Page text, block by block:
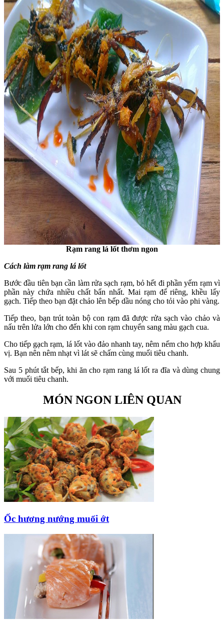
Rạm rang lá lốt thơm ngon
Cách làm rạm rang lá lốt
Bước đầu tiên bạn cần làm rửa sạch rạm, bỏ hết đi phần yếm rạm vì
phần này chứa nhiều chất bẩn nhất. Mai rạm để riêng, khều lấy
gạch. Tiếp theo bạn đặt chảo lên bếp dầu nóng cho tỏi vào phi vàng.
Tiếp theo, bạn trút toàn bộ con rạm đã được rửa sạch vào chảo và
nấu trên lửa lớn cho đến khi con rạm chuyển sang màu gạch cua.
Cho tiếp gạch rạm, lá lốt vào đảo nhanh tay, nêm nếm cho hợp khẩu
vị. Bạn nên nêm nhạt vì lát sẽ chấm cùng muối tiêu chanh.
Sau 5 phút tắt bếp, khi ăn cho rạm rang lá lốt ra đĩa và dùng chung
với muối tiêu chanh.
MÓN NGON LIÊN QUAN
Ốc hương nướng muối ớt